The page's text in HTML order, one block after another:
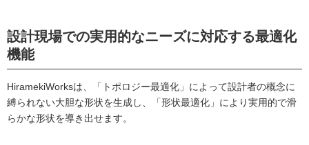
設計現場での実用的なニーズに対応する最適化
機能
HiramekiWorksは、「トポロジー最適化」によって設計者の概念に
縛られない大胆な形状を生成し、「形状最適化」により実用的で滑
らかな形状を導き出せます。